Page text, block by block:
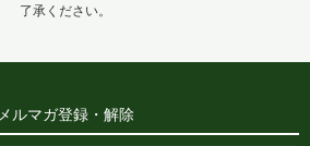
了承ください。
メルマガ登録・解除